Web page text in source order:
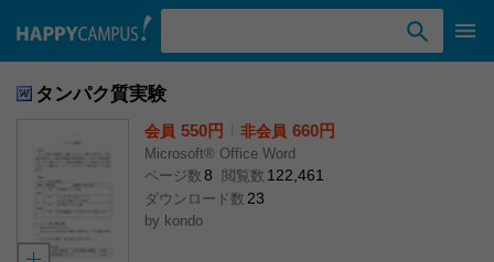
タンパク質実験
会員 550円 非会員 660円
Microsoft® Office Word
ページ数 8 閲覧数 122,461
ダウンロード数 23
by kondo